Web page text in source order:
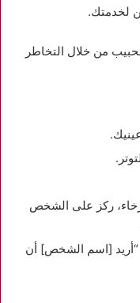
لخدمتك.
من خلال التخاطر
ركز على الشخص
[اسم الشخص] أن